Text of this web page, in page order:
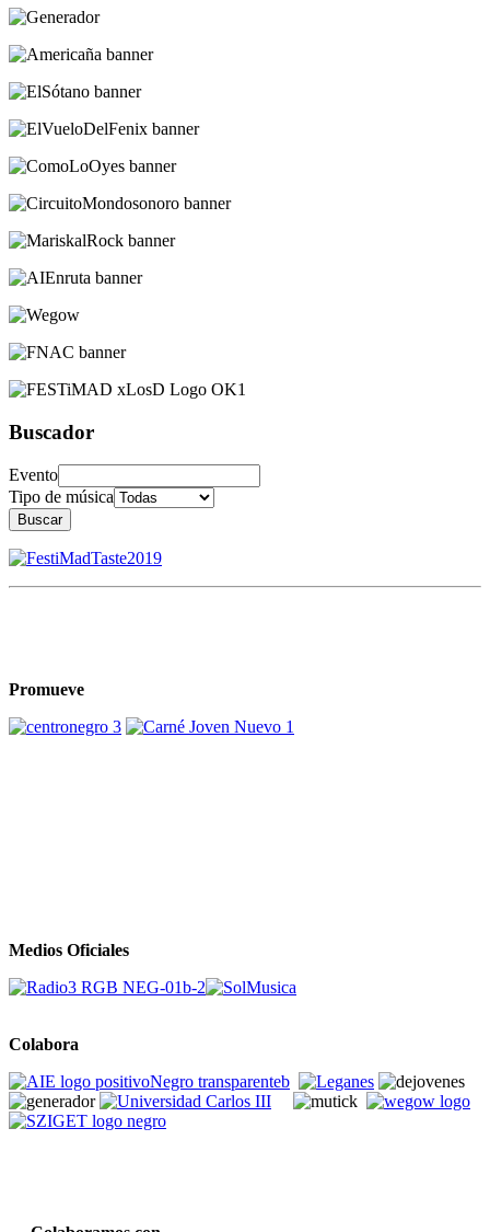
Buscador
Evento
Tipo de música
Buscar
Promueve
Medios Oficiales
Colabora